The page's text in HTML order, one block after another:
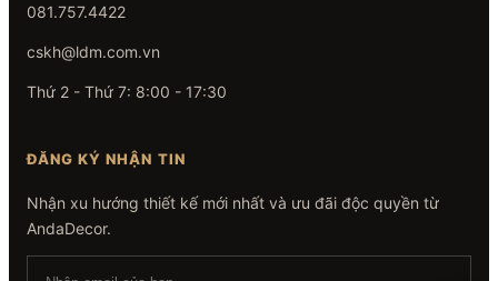
081.757.4422
cskh@ldm.com.vn
Thứ 2 - Thứ 7: 8:00 - 17:30
ĐĂNG KÝ NHẬN TIN
Nhận xu hướng thiết kế mới nhất và ưu đãi độc quyền từ
AndaDecor.